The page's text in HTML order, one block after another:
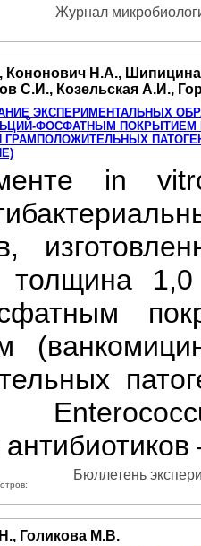
Журнал
Кононович Н.А.,
С.И., Козельская А.И.,
ЭКСПЕРИМЕНТАЛЬНЫХ
ФОСФАТНЫМ
ГРАМПОЛОЖИТЕЛЬНЫХ
in
Бюллетень
Голикова М.В.